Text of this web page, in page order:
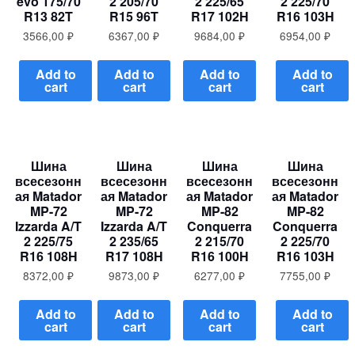
R13 82T
3566,00₽
Add to
cart
R15 96T
6367,00₽
Add to
cart
R17 102H
9684,00₽
Add to
cart
R16 103H
6954,00₽
Add to
cart
Шина
всесезонн
ая Matador
MP-72
Izzarda A/T
2 225/75
R16 108H
8372,00₽
Add to
cart
Шина
всесезонн
ая Matador
MP-72
Izzarda A/T
2 235/65
R17 108H
9873,00₽
Add to
cart
Шина
всесезонн
ая Matador
MP-82
Conquerra
2 215/70
R16 100H
6277,00₽
Add to
cart
Шина
всесезонн
ая Matador
MP-82
Conquerra
2 225/70
R16 103H
7755,00₽
Add to
cart